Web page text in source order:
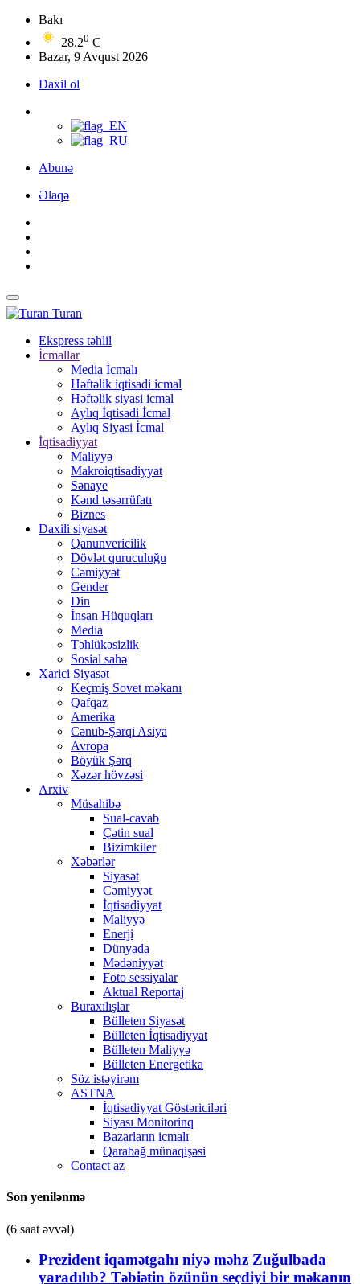
Bakı
28.20 C
Bazar, 9 Avqust 2026
Daxil ol
Abunə
Əlaqə
Turan
Ekspress təhlil
İcmallar
Media İcmalı
Həftəlik iqtisadi icmal
Həftəlik siyasi icmal
Aylıq İqtisadi İcmal
Aylıq Siyasi İcmal
İqtisadiyyat
Maliyyə
Makroiqtisadiyyat
Sənaye
Kənd təsərrüfatı
Biznes
Daxili siyasət
Qanunvericilik
Dövlət quruculuğu
Cəmiyyət
Gender
Din
İnsan Hüquqları
Media
Təhlükəsizlik
Sosial sahə
Xarici Siyasət
Keçmiş Sovet məkanı
Qafqaz
Amerika
Cənub-Şərqi Asiya
Avropa
Böyük Şərq
Xəzər hövzəsi
Arxiv
Müsahibə
Sual-cavab
Çətin sual
Bizimkiler
Xəbərlər
Siyasət
Cəmiyyət
İqtisadiyyat
Maliyyə
Enerji
Dünyada
Mədəniyyət
Foto sessiyalar
Aktual Reportaj
Buraxılışlar
Bülleten Siyasət
Bülleten İqtisadiyyat
Bülleten Maliyyə
Bülleten Energetika
Söz istəyirəm
ASTNA
İqtisadiyyat Göstəriciləri
Siyası Monitorinq
Bazarların icmalı
Qarabağ münaqişəsi
Contact az
Son yenilənmə
(6 saat əvvəl)
Prezident iqamətgahı niyə məhz Zuğulbada
yaradılıb? Təbiətin özünün seçdiyi bir məkanın